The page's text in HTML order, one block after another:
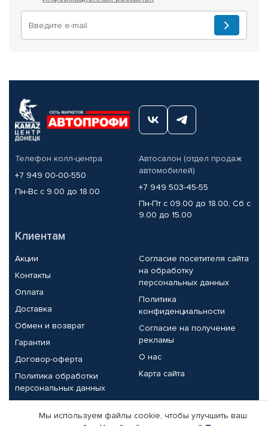
Телефон колл-центра
+7 949 00-00-550
Пн-Вс с 9.00 до 18.00
Автосалон (отдел продаж
автомобилей)
+7 949 503-45-55
Пн-Пт с 09.00 до 18.00, Сб с
9.00 до 15.00
Клиентам
Акции
Контакты
Оплата
Доставка
Обмен и возврат
Гарантия
Договор-оферта
Политика обработки
персональных данных
Согласие посетителя сайта
на обработку
персональных данных
Политика
конфиденциальности
Согласие на получение
рекламы
О нас
Карта сайта
Партнерам
Мы используем файлы cookie, чтобы улучшить ваш